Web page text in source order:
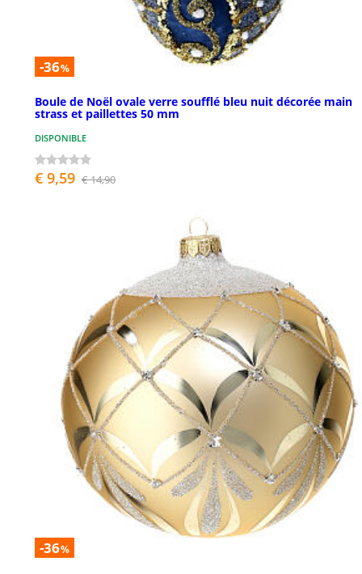
-36%
Boule de Noël ovale verre soufflé bleu nuit décorée main
strass et paillettes 50 mm
DISPONIBLE
€ 9,59 € 14,90
-36%